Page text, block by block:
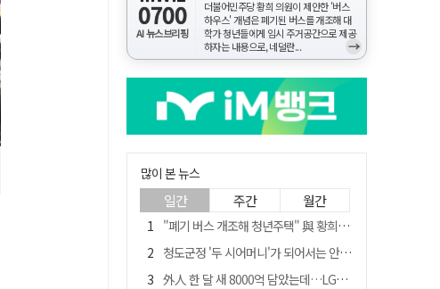
0700
AI 뉴스브리핑
더불어민주당 황희 의원이 제안한 '버스
하우스' 개념은 폐기된 버스를 개조해 대
학가 청년들에게 임시 주거공간으로 제공
하자는 내용으로, 네덜란...
→
많이 본 뉴스
일간 주간 월간
"폐기 버스 개조해 청년주택" 與 황희…'딸 학비는 年 4200만원'
청도군정 '두 시어머니'가 되어서는 안된다
外人 한 달 새 8000억 담았는데…LG이노텍 목표주가는 왜 엇갈릴까